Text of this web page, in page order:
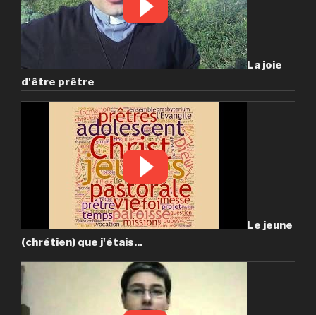
La joie
d'être prêtre
Le jeune
(chrétien) que j'étais...